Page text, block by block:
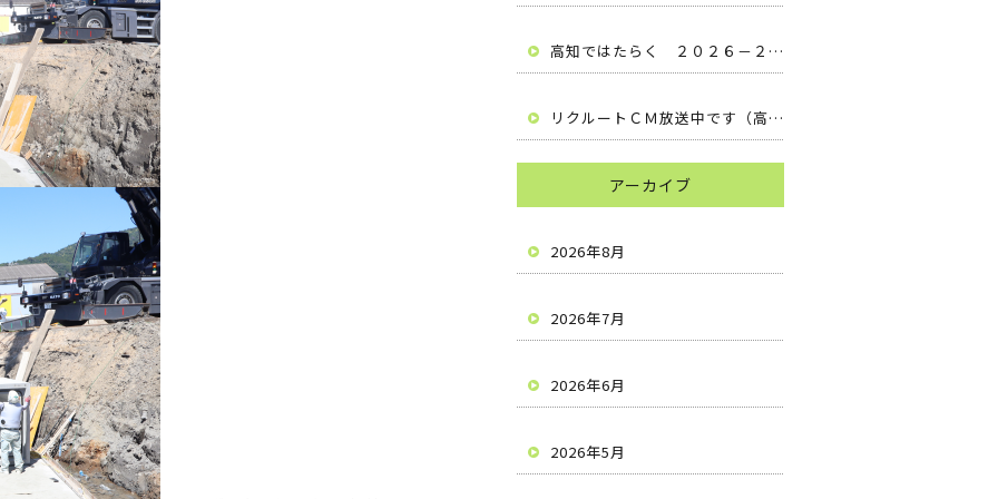
高知ではたらく ２０２６－２０２７ （高知県安芸市 有限会社梶原建設）
リクルートＣＭ放送中です（高知県安芸市 有限会社梶原建設）
アーカイブ
2026年8月
2026年7月
2026年6月
2026年5月